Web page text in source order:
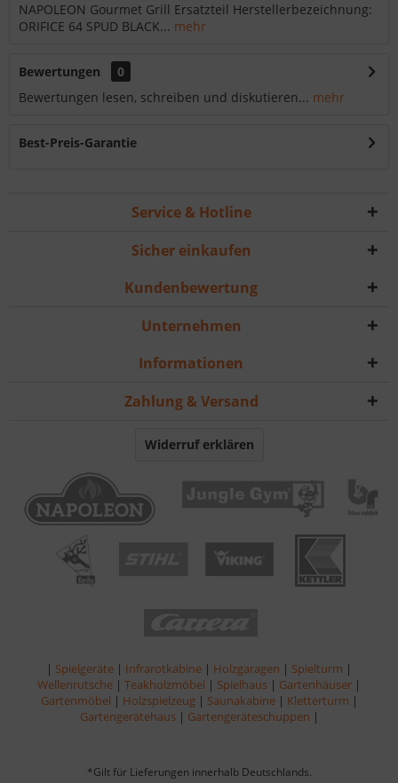
NAPOLEON Gourmet Grill Ersatzteil Herstellerbezeichnung:
ORIFICE 64 SPUD BLACK... mehr
Bewertungen
0
Bewertungen lesen, schreiben und diskutieren... mehr
Best-Preis-Garantie
Service & Hotline
Sicher einkaufen
Kundenbewertung
Unternehmen
Informationen
Zahlung & Versand
Widerruf erklären
| Spielgeräte | Infrarotkabine | Holzgaragen | Spielturm |
Wellenrutsche | Teakholzmöbel | Spielhaus | Gartenhäuser |
Gartenmöbel | Holzspielzeug | Saunakabine | Kletterturm |
Gartengerätehaus | Gartengeräteschuppen |
*Gilt für Lieferungen innerhalb Deutschlands.